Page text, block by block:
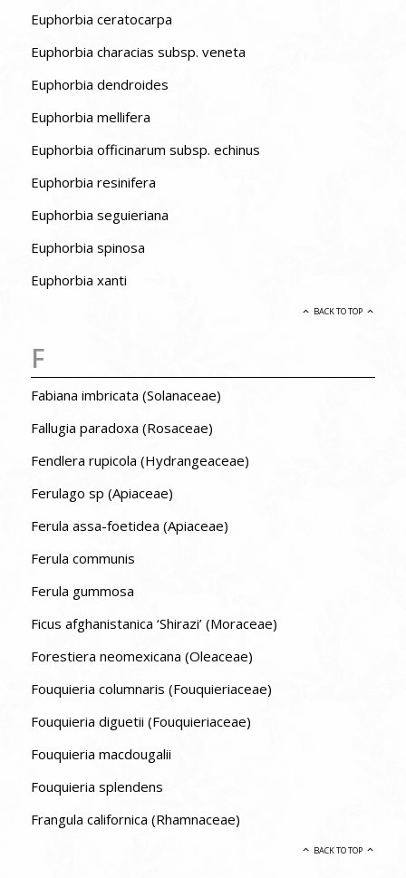
Euphorbia ceratocarpa
Euphorbia characias subsp. veneta
Euphorbia dendroides
Euphorbia mellifera
Euphorbia officinarum subsp. echinus
Euphorbia resinifera
Euphorbia seguieriana
Euphorbia spinosa
Euphorbia xanti
BACK TO TOP
F
Fabiana imbricata (Solanaceae)
Fallugia paradoxa (Rosaceae)
Fendlera rupicola (Hydrangeaceae)
Ferulago sp (Apiaceae)
Ferula assa-foetidea (Apiaceae)
Ferula communis
Ferula gummosa
Ficus afghanistanica ‘Shirazi’ (Moraceae)
Forestiera neomexicana (Oleaceae)
Fouquieria columnaris (Fouquieriaceae)
Fouquieria diguetii (Fouquieriaceae)
Fouquieria macdougalii
Fouquieria splendens
Frangula californica (Rhamnaceae)
BACK TO TOP